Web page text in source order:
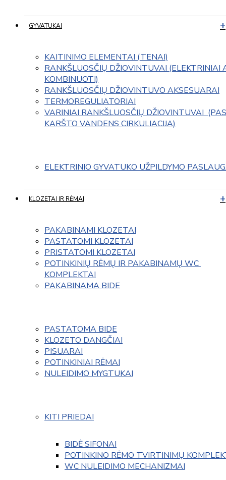
GYVATUKAI
KAITINIMO ELEMENTAI (TENAI)
RANKŠLUOSČIŲ DŽIOVINTUVAI (ELEKTRINIAI
KOMBINUOTI)
RANKŠLUOSČIŲ DŽIOVINTUVO AKSESUARAI
TERMOREGULIATORIAI
VARINIAI RANKŠLUOSČIŲ DŽIOVINTUVAI
KARŠTO VANDENS CIRKULIACIJA)
ELEKTRINIO GYVATUKO UŽPILDYMO
KLOZETAI IR RĖMAI
PAKABINAMI KLOZETAI
PASTATOMI KLOZETAI
PRISTATOMI KLOZETAI
POTINKINIŲ RĖMŲ IR PAKABINAMŲ WC
KOMPLEKTAI
PAKABINAMA BIDE
PASTATOMA BIDE
KLOZETO DANGČIAI
PISUARAI
POTINKINIAI RĖMAI
NULEIDIMO MYGTUKAI
KITI PRIEDAI
BIDĖ SIFONAI
POTINKINO RĖMO TVIRTINIMŲ
WC NULEIDIMO MECHANIZMAI